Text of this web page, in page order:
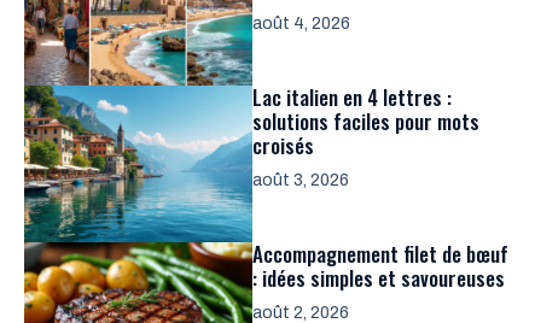
août 4, 2026
Lac italien en 4 lettres :
solutions faciles pour mots
croisés
août 3, 2026
Accompagnement filet de bœuf
: idées simples et savoureuses
août 2, 2026